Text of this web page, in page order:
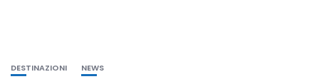
DESTINAZIONI NEWS